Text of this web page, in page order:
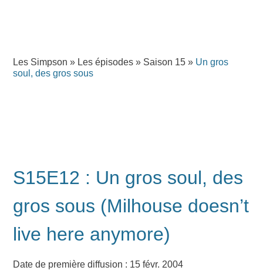
Les Simpson » Les épisodes » Saison 15 » Un gros
soul, des gros sous
S15E12 : Un gros soul, des
gros sous (Milhouse doesn’t
live here anymore)
Date de première diffusion : 15 févr. 2004